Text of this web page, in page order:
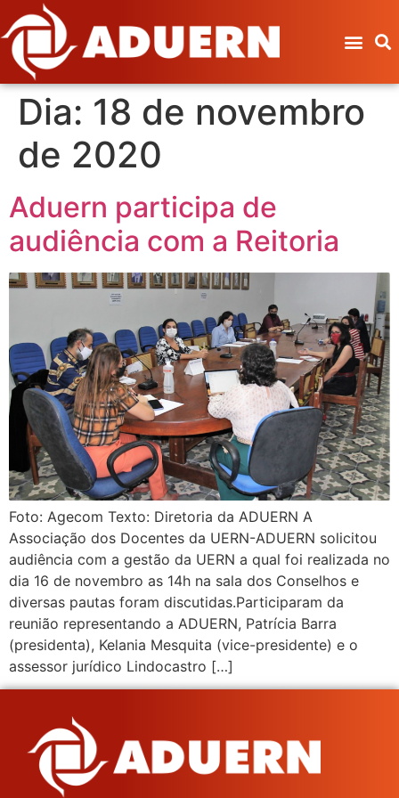
Dia: 18 de novembro
de 2020
Aduern participa de
audiência com a Reitoria
Foto: Agecom Texto: Diretoria da ADUERN A
Associação dos Docentes da UERN-ADUERN solicitou
audiência com a gestão da UERN a qual foi realizada no
dia 16 de novembro as 14h na sala dos Conselhos e
diversas pautas foram discutidas.Participaram da
reunião representando a ADUERN, Patrícia Barra
(presidenta), Kelania Mesquita (vice-presidente) e o
assessor jurídico Lindocastro […]